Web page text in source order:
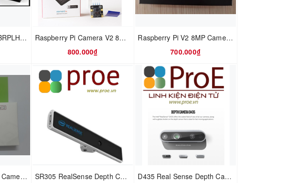
Camera T265 82637BRPLHV Real Sense Tracking
Raspberry Pi Camera V2 8MP Module NoIR (Hồng Ngoại)
800.000₫
Raspberry Pi V2 8MP Camera Module NoIR (Hồng Ngoại) UK
700.000₫
Raspberry Pi V2 8MP Camera Module
SR305 RealSense Depth Camera 82535IVSR305
D435 Real Sense Depth Camera 82635AWGDVKPRQ